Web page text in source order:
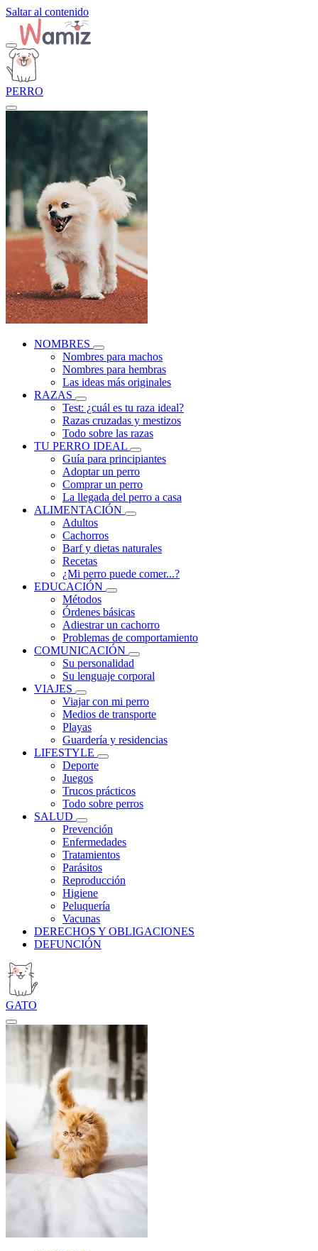
Saltar al contenido
PERRO
NOMBRES
Nombres para machos
Nombres para hembras
Las ideas más originales
RAZAS
Test: ¿cuál es tu raza ideal?
Razas cruzadas y mestizos
Todo sobre las razas
TU PERRO IDEAL
Guía para principiantes
Adoptar un perro
Comprar un perro
La llegada del perro a casa
ALIMENTACIÓN
Adultos
Cachorros
Barf y dietas naturales
Recetas
¿Mi perro puede comer...?
EDUCACIÓN
Métodos
Órdenes básicas
Adiestrar un cachorro
Problemas de comportamiento
COMUNICACIÓN
Su personalidad
Su lenguaje corporal
VIAJES
Viajar con mi perro
Medios de transporte
Playas
Guardería y residencias
LIFESTYLE
Deporte
Juegos
Trucos prácticos
Todo sobre perros
SALUD
Prevención
Enfermedades
Tratamientos
Parásitos
Reproducción
Higiene
Peluquería
Vacunas
DERECHOS Y OBLIGACIONES
DEFUNCIÓN
GATO